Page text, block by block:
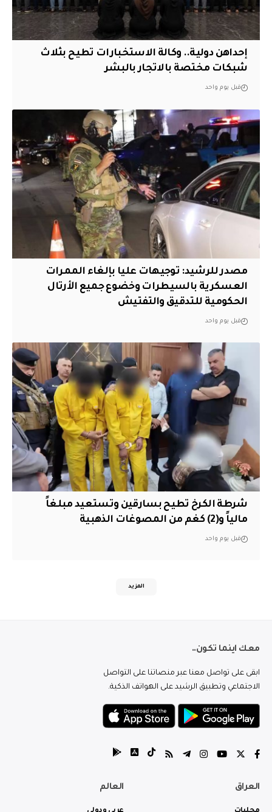
إحداهن دولية.. وكالة الاستخبارات تطيح بثلاث
شبكات مختصة بالاتجار بالبشر
قبل يوم واحد
مصدر للرشيد: توجيهات عليا بإلغاء الممرات
العسكرية بالسيطرات وخضوع جميع الأرتال
الحكومية للتدقيق والتفتيش
قبل يوم واحد
شرطة الكرخ تطيح بسارقين وتستعيد مبلغاً
مالياً و(2) كغم من المصوغات الذهبية
قبل يوم واحد
المزيد
معك اينما تكون..
ابقى على تواصل معنا عبر منصاتنا على التواصل
الاجتماعي وتطبيق الرشيد على الهواتف الذكية.
العراق العالم